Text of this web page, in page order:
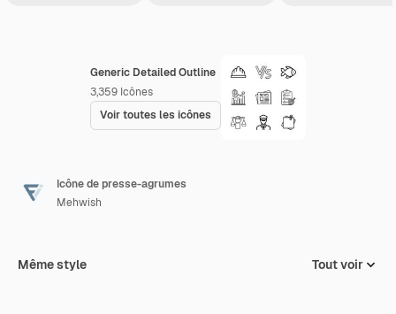
Generic Detailed Outline
3,359 Icônes
Voir toutes les icônes
Icône de presse-agrumes
Mehwish
Même style Tout voir